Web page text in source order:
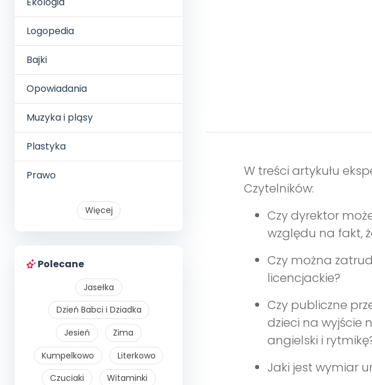
Logopedia
Bajki
Opowiadania
Muzyka i pląsy
Plastyka
Prawo
Więcej
Polecane
Jasełka
Dzień Babci i Dziadka
Jesień
Zima
Kumpelkowo
Literkowo
Czuciaki
Witaminki
W treści artykułu
Czytelników:
Czy dyrektor
względu na fakt,
Czy można
licencjackie?
Czy publiczne
dzieci na wyjście
angielski i
Jaki jest wymiar